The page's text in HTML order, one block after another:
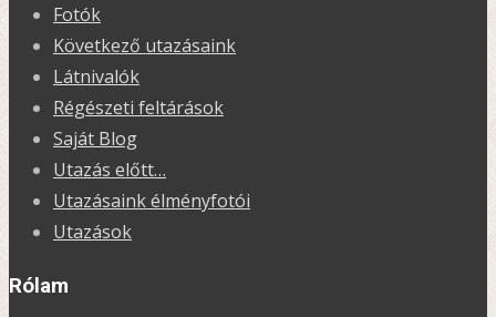
Fotók
Következő utazásaink
Látnivalók
Régészeti feltárások
Saját Blog
Utazás előtt…
Utazásaink élményfotói
Utazások
Rólam